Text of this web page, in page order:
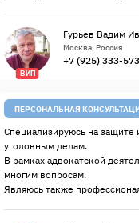
ВИП
Гурьев Вадим
Москва, Россия
+7 (925) 333-
ПЕРСОНАЛЬНАЯ
Специализируюсь на защите
уголовным делам.
В рамках адвокатской
многим вопросам.
Являюсь также